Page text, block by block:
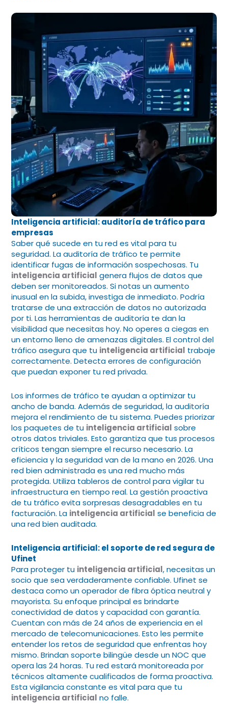
Inteligencia artificial: auditoría de tráfico para
empresas
Saber qué sucede en tu red es vital para tu
seguridad. La auditoría de tráfico te permite
identificar fugas de información sospechosas. Tu
inteligencia artificial genera flujos de datos que
deben ser monitoreados. Si notas un aumento
inusual en la subida, investiga de inmediato. Podría
tratarse de una extracción de datos no autorizada
por ti. Las herramientas de auditoría te dan la
visibilidad que necesitas hoy. No operes a ciegas en
un entorno lleno de amenazas digitales. El control del
tráfico asegura que tu inteligencia artificial trabaje
correctamente. Detecta errores de configuración
que puedan exponer tu red privada.
Los informes de tráfico te ayudan a optimizar tu
ancho de banda. Además de seguridad, la auditoría
mejora el rendimiento de tu sistema. Puedes priorizar
los paquetes de tu inteligencia artificial sobre
otros datos triviales. Esto garantiza que tus procesos
críticos tengan siempre el recurso necesario. La
eficiencia y la seguridad van de la mano en 2026. Una
red bien administrada es una red mucho más
protegida. Utiliza tableros de control para vigilar tu
infraestructura en tiempo real. La gestión proactiva
de tu tráfico evita sorpresas desagradables en tu
facturación. La inteligencia artificial se beneficia de
una red bien auditada.
Inteligencia artificial: el soporte de red segura de
Ufinet
Para proteger tu inteligencia artificial, necesitas un
socio que sea verdaderamente confiable. Ufinet se
destaca como un operador de fibra óptica neutral y
mayorista. Su enfoque principal es brindarte
conectividad de datos y capacidad con garantía.
Cuentan con más de 24 años de experiencia en el
mercado de telecomunicaciones. Esto les permite
entender los retos de seguridad que enfrentas hoy
mismo. Brindan soporte bilingüe desde un NOC que
opera las 24 horas. Tu red estará monitoreada por
técnicos altamente cualificados de forma proactiva.
Esta vigilancia constante es vital para que tu
inteligencia artificial no falle.